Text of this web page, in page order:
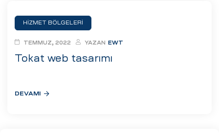
HİZMET BÖLGELERİ
Tokat web tasarımı
TEMMUZ, 2022 YAZAN EWT
DEVAMI